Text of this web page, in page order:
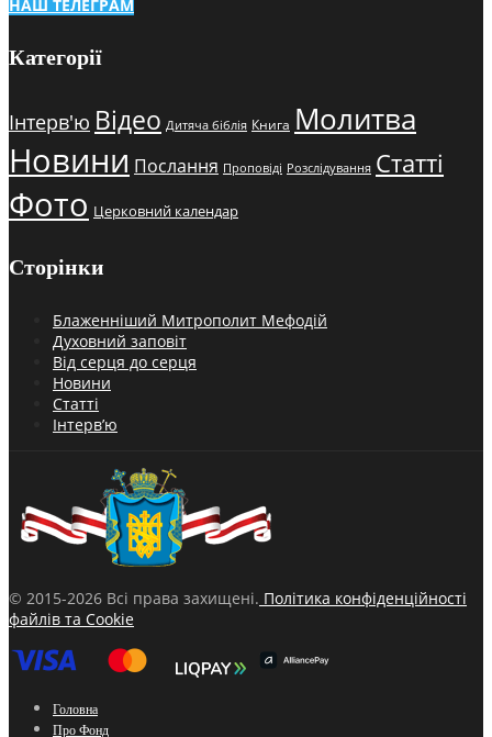
НАШ ТЕЛЕГРАМ
Категорії
Інтерв'ю Відео Дитяча біблія Книга Молитва
Новини Послання Проповіді Розслідування Статті
Фото Церковний календар
Сторінки
Блаженніший Митрополит Мефодій
Духовний заповіт
Від серця до серця
Новини
Статті
Інтерв’ю
© 2015-2026 Всі права захищені. Політика конфіденційності
файлів та Cookie
Головна
Про Фонд